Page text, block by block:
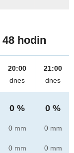
hodin
20:00
dnes
0 %
0 mm
0 mm
21:00
dnes
0 %
0 mm
0 mm